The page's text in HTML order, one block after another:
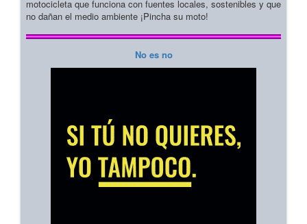
motocicleta que funciona con fuentes locales, sostenibles y que
no dañan el medio ambiente ¡Pincha su moto!
No es no